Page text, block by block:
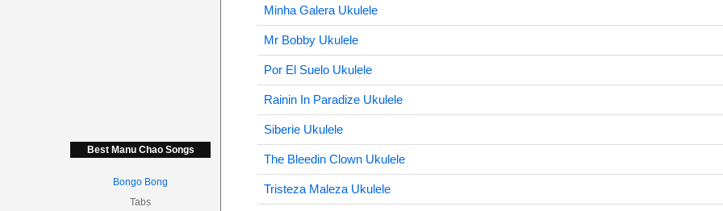
Best Manu Chao Songs
Bongo Bong
Tabs
Minha Galera Ukulele
Mr Bobby Ukulele
Por El Suelo Ukulele
Rainin In Paradize Ukulele
Siberie Ukulele
The Bleedin Clown Ukulele
Tristeza Maleza Ukulele